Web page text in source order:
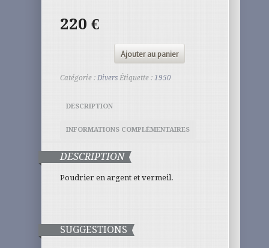
220 €
Ajouter au panier
Catégorie : Divers Étiquette : 1950
DESCRIPTION
INFORMATIONS COMPLÉMENTAIRES
DESCRIPTION
Poudrier en argent et vermeil.
SUGGESTIONS